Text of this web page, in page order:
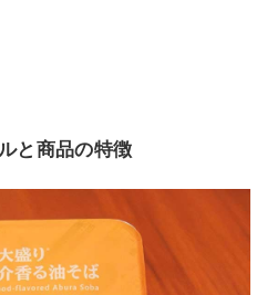
と商品の特徴